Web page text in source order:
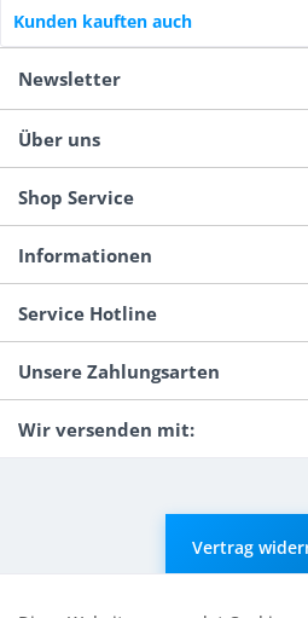
Kunden kauften auch
Newsletter
Über uns
Shop Service
Informationen
Service Hotline
Unsere Zahlungsarten
Wir versenden mit:
Vertrag